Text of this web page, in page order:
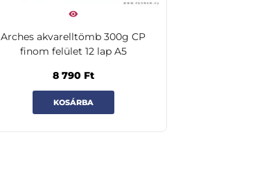
Arches akvarelltömb 300g CP
finom felület 12 lap A5
8 790 Ft
KOSÁRBA